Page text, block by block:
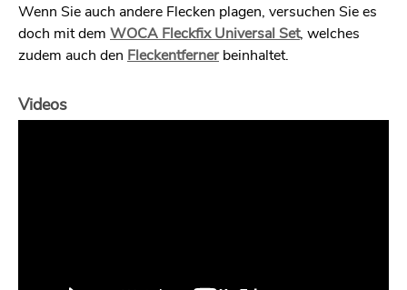
Wenn Sie auch andere Flecken plagen, versuchen Sie es
doch mit dem WOCA Fleckfix Universal Set, welches
zudem auch den Fleckentfernerbeinhaltet.
Videos